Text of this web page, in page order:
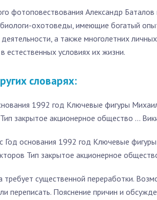
фотоповествования Александр
охотоведы, имеющие богатый
а также многолетних
естественных условиях их жизни.
словарях:
1992 год Ключевые фигуры
закрытое акционерное общество …
Год основания 1992 год Ключевые
Тип закрытое акционерное
требует существенной переработки.
переписать. Пояснение причин и